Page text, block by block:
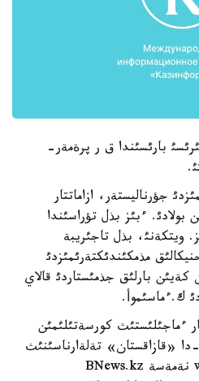
بارئسئندا ق ر پرةمةر-
جؤرناليستةر، ازاماتتار
بولادئ. ءبئز بذل تؤراسئندا
ويتكةنئ، بذل تاجئريبة
مذمكئندئكتةرئمئزدئ
بارلئق جذمئستاردئ قالاي
ك.ءماسئموأ.
ءماجئلئستئث كورسةتئلئمئن
دذيسةنبئ كذنئ ساعات 10.00-دا «قازاقستان» تةلةارناسئنئث
پورتالئندا - www.kaztrk.kz نةمةسة BNews.kz